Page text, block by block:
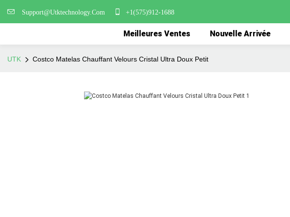
Support@Utktechnology.Com +1(575)912-1688
Meilleures Ventes Nouvelle Arrivée
UTK Costco Matelas Chauffant Velours Cristal Ultra Doux Petit